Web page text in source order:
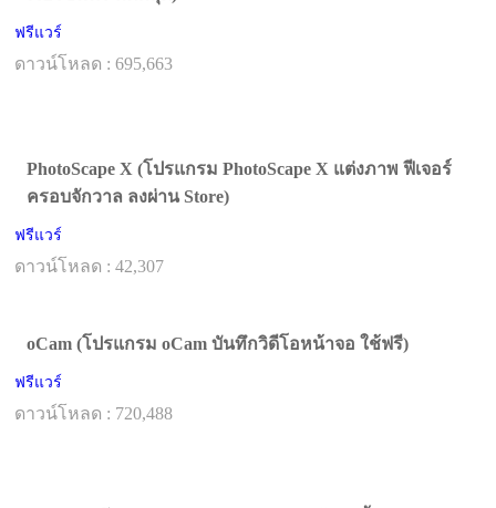
ฟรีแวร์
ดาวน์โหลด : 695,663
PhotoScape X (โปรแกรม PhotoScape X แต่งภาพ ฟีเจอร์
ครอบจักวาล ลงผ่าน Store)
ฟรีแวร์
ดาวน์โหลด : 42,307
oCam (โปรแกรม oCam บันทึกวิดีโอหน้าจอ ใช้ฟรี)
ฟรีแวร์
ดาวน์โหลด : 720,488